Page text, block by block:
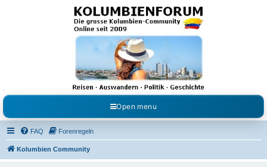
Kolumbienforum - Das
grosse Forum der
Freunde Kolumbiens
Reisen, Auswandern, Kultur, Politik, Geschichte und Visum in Kolumbien und Venezuela.
Austausch, Erfahrungen und Gemeinschaft im Kolumbienforum
Open menu
FAQ Forenregeln
Kolumbien Community